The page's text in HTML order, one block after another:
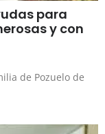
para
y con
de Pozuelo de